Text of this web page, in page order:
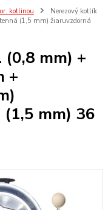
kotlinou
Nerezový kotlík
(1,5 mm) žiaruvzdorná
mm) +
+
mm) 36